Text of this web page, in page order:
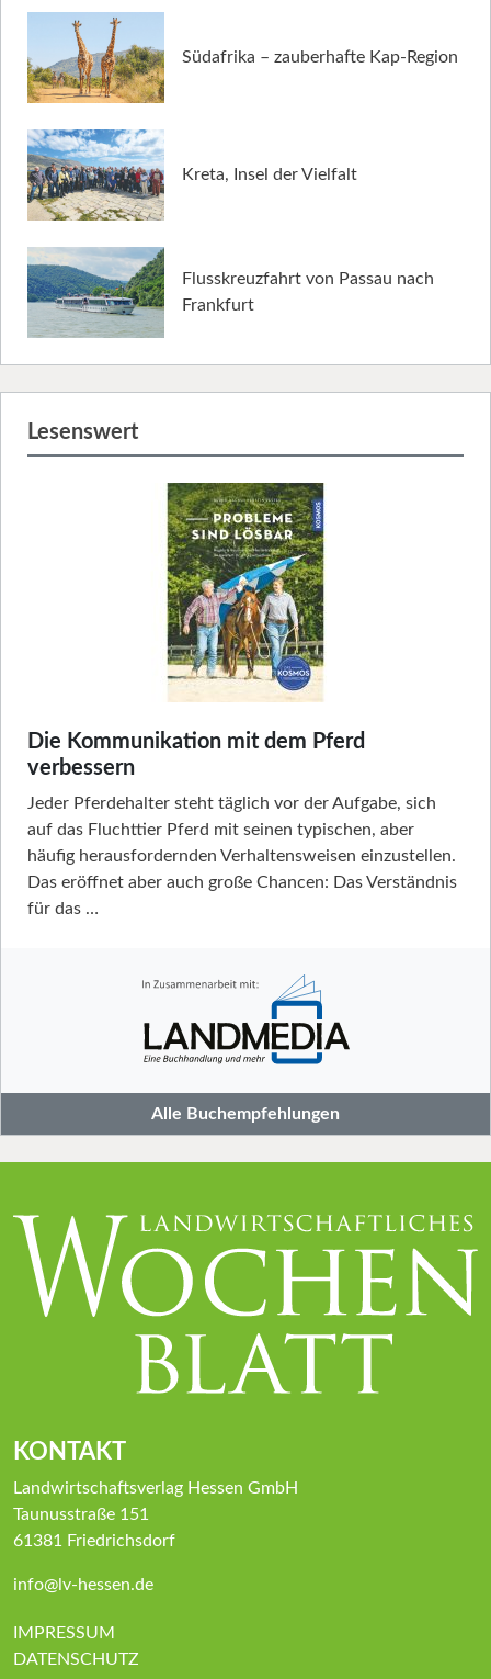
Südafrika – zauberhafte Kap-Region
Kreta, Insel der Vielfalt
Flusskreuzfahrt von Passau nach
Frankfurt
Lesenswert
Die Kommunikation mit dem Pferd
verbessern
Jeder Pferdehalter steht täglich vor der Aufgabe, sich
auf das Fluchttier Pferd mit seinen typischen, aber
häufig herausfordernden Verhaltensweisen einzustellen.
Das eröffnet aber auch große Chancen: Das Verständnis
für das …
Alle Buchempfehlungen
KONTAKT
Landwirtschaftsverlag Hessen GmbH
Taunusstraße 151
61381 Friedrichsdorf
info@lv-hessen.de
IMPRESSUM
DATENSCHUTZ